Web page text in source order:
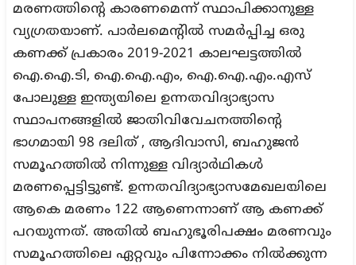
മരണത്തിന്റെ കാരണമെന്ന് സ്ഥാപിക്കാനുള്ള
വ്യഗ്രതയാണ്. പാർലമെന്റിൽ സമർപ്പിച്ച ഒരു
കണക്ക് പ്രകാരം 2019-2021 കാലഘട്ടത്തിൽ
ഐ.ഐ.ടി, ഐ.ഐ.എം, ഐ.ഐ.എം.എസ്
പോലുള്ള ഇന്ത്യയിലെ ഉന്നതവിദ്യാഭ്യാസ
സ്ഥാപനങ്ങളിൽ ജാതിവിവേചനത്തിന്റെ
ഭാഗമായി 98 ദലിത് , ആദിവാസി, ബഹുജൻ
സമൂഹത്തിൽ നിന്നുള്ള വിദ്യാർഥികൾ
മരണപ്പെട്ടിട്ടുണ്ട്. ഉന്നതവിദ്യാഭ്യാസമേഖലയിലെ
ആകെ മരണം 122 ആണെന്നാണ് ആ കണക്ക്
പറയുന്നത്. അതിൽ ബഹുഭൂരിപക്ഷം മരണവും
സമൂഹത്തിലെ ഏറ്റവും പിന്നോക്കം നിൽക്കുന്ന